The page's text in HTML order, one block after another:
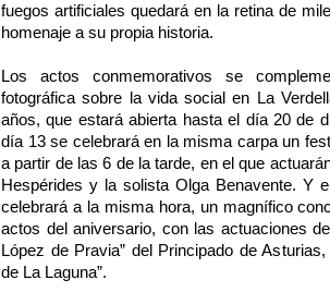
fuegos artificiales quedará en la retina de
homenaje a su propia historia.
Los actos conmemorativos se
fotográfica sobre la vida social en La
años, que estará abierta hasta el día 20 de
día 13 se celebrará en la misma carpa un
a partir de las 6 de la tarde, en el que
Hespérides y la solista Olga Benavente. Y
celebrará a la misma hora, un magnífico
actos del aniversario, con las actuaciones
López de Pravia” del Principado de
de La Laguna”.